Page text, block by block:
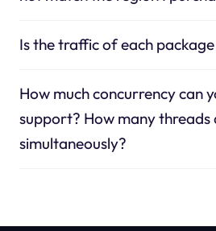
Is the traffic of each
How much concurrency can
support? How many threads
simultaneously?